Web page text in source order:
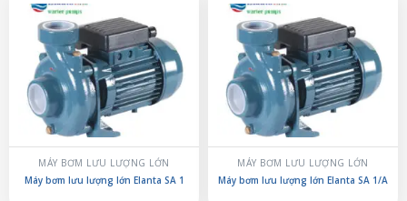
MÁY BƠM LƯU LƯỢNG LỚN
Máy bơm lưu lượng lớn Elanta SA 1
MÁY BƠM LƯU LƯỢNG LỚN
Máy bơm lưu lượng lớn Elanta SA 1/A